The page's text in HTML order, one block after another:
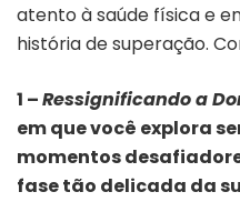
atento à saúde física e
história de superação.
1 –Ressignificando a
em que você explora
momentos
fase tão delicada da